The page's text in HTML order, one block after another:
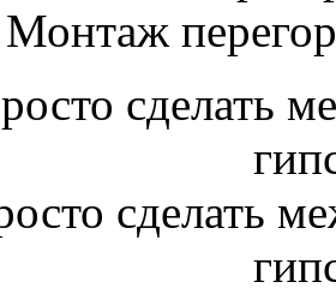
Монтаж
сделать